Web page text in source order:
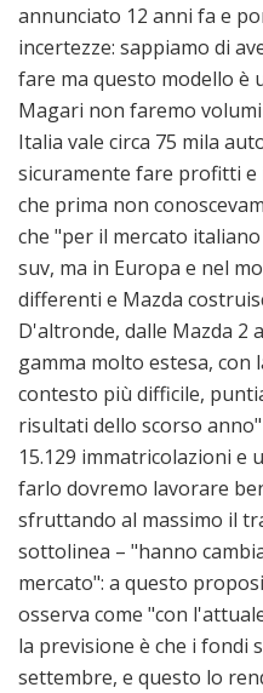
annunciato 12 anni fa e
incertezze: sappiamo di
fare ma questo modello è
Magari non faremo
Italia vale circa 75 mila
sicuramente fare profitti
che prima non
che "per il mercato
suv, ma in Europa e nel
differenti e Mazda
D'altronde, dalle Mazda 2
gamma molto estesa, con
contesto più difficile,
risultati dello scorso
15.129 immatricolazioni e
farlo dovremo lavorare
sfruttando al massimo il
sottolinea – "hanno
mercato": a questo
osserva come "con
la previsione è che i fondi
settembre, e questo lo